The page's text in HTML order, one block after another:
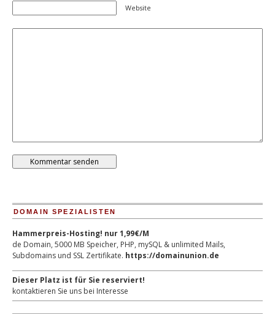
Website
DOMAIN SPEZIALISTEN
Hammerpreis-Hosting! nur 1,99€/M
de Domain, 5000 MB Speicher, PHP, mySQL & unlimited Mails,
Subdomains und SSL Zertifikate. https://domainunion.de
Dieser Platz ist für Sie reserviert!
kontaktieren Sie uns bei Interesse